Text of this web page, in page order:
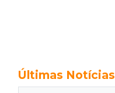
Últimas Notícias